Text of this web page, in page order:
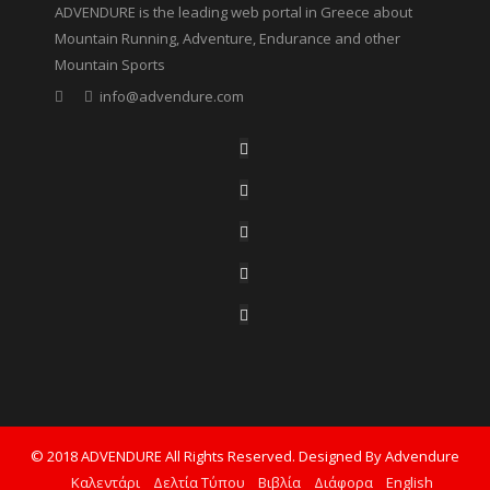
ADVENDURE is the leading web portal in Greece about
Mountain Running, Adventure, Endurance and other
Mountain Sports
info@advendure.com
© 2018 ADVENDURE All Rights Reserved. Designed By Advendure
Καλεντάρι
Δελτία Τύπου Βιβλία Διάφορα English